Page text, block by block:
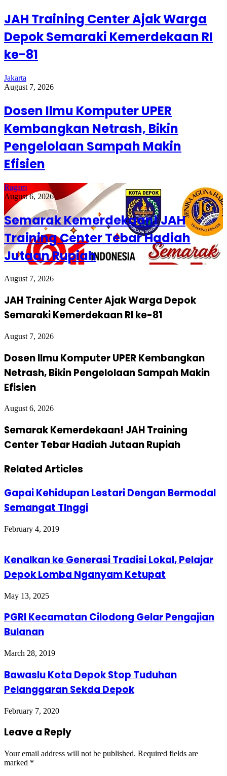
JAH Training Center Ajak Warga
Depok Semaraki Kemerdekaan RI
ke-81
Jakarta
August 7, 2026
Dosen Ilmu Komputer UPER
Kembangkan Netrash, Bikin
Pengelolaan Sampah Makin
Efisien
Ragam
August 6, 2026
Semarak Kemerdekaan! JAH
Training Center Tebar Hadiah
Jutaan Rupiah
August 7, 2026
JAH Training Center Ajak Warga Depok
Semaraki Kemerdekaan RI ke-81
August 7, 2026
Dosen Ilmu Komputer UPER Kembangkan
Netrash, Bikin Pengelolaan Sampah Makin
Efisien
August 6, 2026
Semarak Kemerdekaan! JAH Training
Center Tebar Hadiah Jutaan Rupiah
Related Articles
Gapai Kehidupan Lestari Dengan Bermodal
Semangat TInggi
February 4, 2019
Kenalkan ke Generasi Tradisi Lokal, Pelajar
Depok Lomba Nganyam Ketupat
May 13, 2025
PGRI Kecamatan Cilodong Gelar Pengajian
Bulanan
March 28, 2019
Bawaslu Kota Depok Stop Tuduhan
Pelanggaran Sekda Depok
February 7, 2020
Leave a Reply
Your email address will not be published. Required fields are
marked *